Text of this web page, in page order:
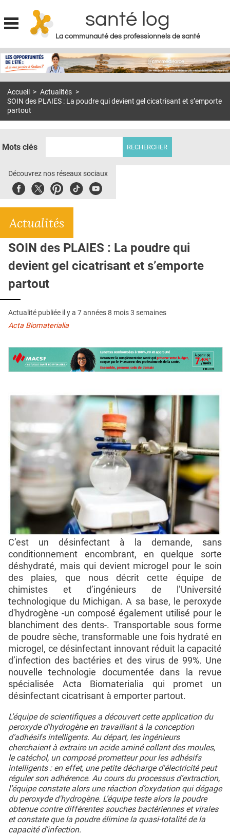
Jump to navigation
santé log
La communauté des professionnels de santé
MON COMPTE
S'ABONNER À LA REVUE SOIN À DOMICILE
E-REVUE SAD
THÉMA
CRÉDITS
Accueil > Actualités >
SOIN des PLAIES : La poudre qui devient gel cicatrisant et s’emporte
partout
Mots clés
Découvrez nos réseaux sociaux
FacebookTwitterPinterest
TiktokYoubute
Actualités
SOIN des PLAIES : La poudre qui
devient gel cicatrisant et s’emporte
partout
Actualité publiée il y a 7 années 8 mois 3 semaines
Acta Biomaterialia
C’est un désinfectant à la demande, sans
conditionnement encombrant, en quelque sorte
déshydraté, mais qui devient microgel pour le soin
des plaies, que nous décrit cette équipe de
chimistes et d’ingénieurs de l’Université
technologique du Michigan. A sa base, le peroxyde
d'hydrogène -un composé également utilisé pour le
blanchiment des dents-. Transportable sous forme
de poudre sèche, transformable une fois hydraté en
microgel, ce désinfectant innovant réduit la capacité
d’infection des bactéries et des virus de 99%. Une
nouvelle technologie documentée dans la revue
spécialisée Acta Biomaterialia qui promet un
désinfectant cicatrisant à emporter partout.
L’équipe de scientifiques a découvert cette application du
peroxyde d'hydrogène en travaillant à la conception
d’adhésifs intelligents. Au départ, les ingénieurs
cherchaient à extraire un acide aminé collant des moules,
le catéchol, un composé prometteur pour les adhésifs
intelligents : en effet, une petite décharge d'électricité peut
réguler son adhérence. Au cours du processus d’extraction,
l’équipe constate alors une réaction d’oxydation qui dégage
du peroxyde d'hydrogène. L’équipe teste alors la poudre
obtenue contre différentes souches bactériennes et virales
et constate que la poudre élimine la quasi-totalité de la
capacité d'infection.